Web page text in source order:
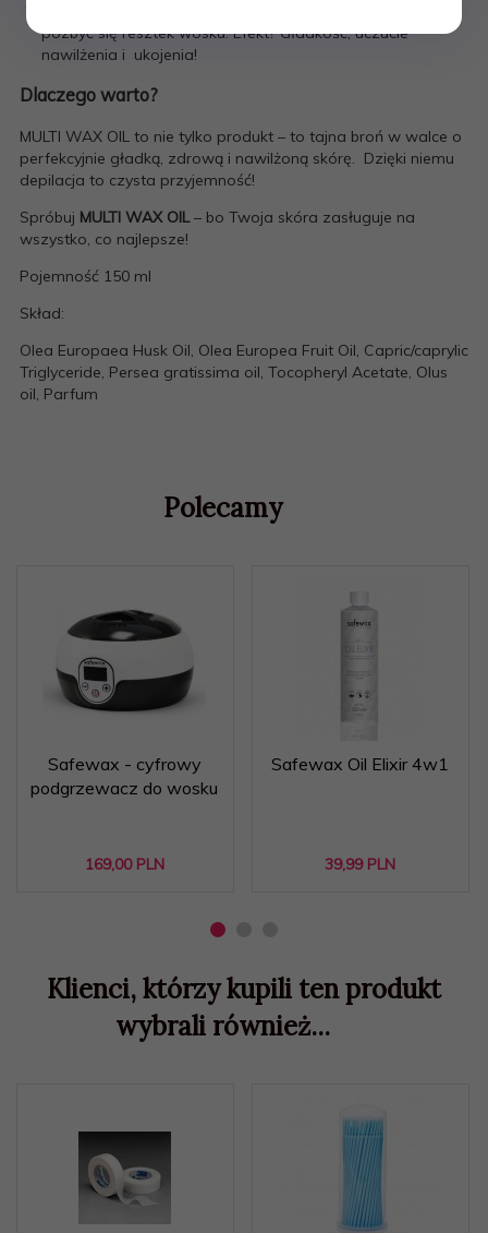
pozbyć się resztek wosku. Efekt? Gładkość, uczucie
nawilżenia i ukojenia!
Dlaczego warto?
MULTI WAX OIL to nie tylko produkt – to tajna broń w walce o
perfekcyjnie gładką, zdrową i nawilżoną skórę. Dzięki niemu
depilacja to czysta przyjemność!
Spróbuj MULTI WAX OIL – bo Twoja skóra zasługuje na
wszystko, co najlepsze!
Pojemność 150 ml
Skład:
Olea Europaea Husk Oil, Olea Europea Fruit Oil, Capric/caprylic
Triglyceride, Persea gratissima oil, Tocopheryl Acetate, Olus
oil, Parfum
Polecamy
Safewax - cyfrowy
podgrzewacz do wosku
169,00 PLN
Safewax Oil Elixir 4w1
39,99 PLN
Klienci, którzy kupili ten produkt
wybrali również...